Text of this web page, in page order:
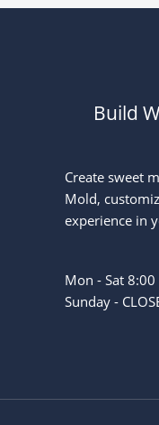
Build
Create sweet
Mold,
experience in
Mon - Sat
Sunday -